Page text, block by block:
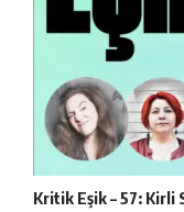
Kritik Eşik – 57: Kirli